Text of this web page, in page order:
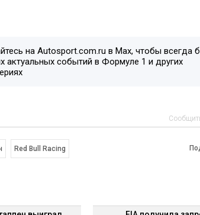
на Autosport.com.ru в Max, чтобы всегда
актуальных событий в Формуле 1 и других
Red Bull Racing